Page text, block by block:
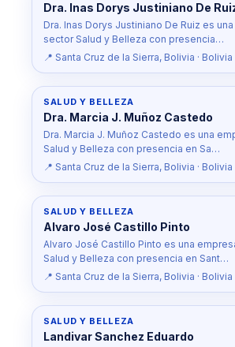
Dra. Inas Dorys Justiniano De
Dra. Inas Dorys Justiniano De Ruiz es
sector Salud y Belleza con presencia…
📍 Santa Cruz de la Sierra, Bolivia · Bolivia
SALUD Y BELLEZA
Dra. Marcia J. Muñoz Castedo
Dra. Marcia J. Muñoz Castedo es una
Salud y Belleza con presencia en Sa…
📍 Santa Cruz de la Sierra, Bolivia · Bolivia
SALUD Y BELLEZA
Alvaro José Castillo Pinto
Alvaro José Castillo Pinto es una
Salud y Belleza con presencia en Sant…
📍 Santa Cruz de la Sierra, Bolivia · Bolivia
SALUD Y BELLEZA
Landivar Sanchez Eduardo